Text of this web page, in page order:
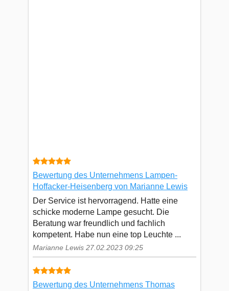
Bewertung des Unternehmens Lampen-
Hoffacker-Heisenberg von Marianne Lewis
Der Service ist hervorragend. Hatte eine
schicke moderne Lampe gesucht. Die
Beratung war freundlich und fachlich
kompetent. Habe nun eine top Leuchte ...
Marianne Lewis 27.02.2023 09:25
Bewertung des Unternehmens Thomas